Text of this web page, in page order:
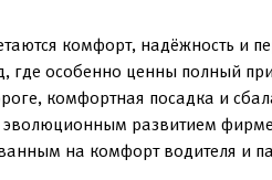
комфорт, надёжность и
где особенно ценны полный
комфортная посадка и
эволюционным развитием
на комфорт водителя и